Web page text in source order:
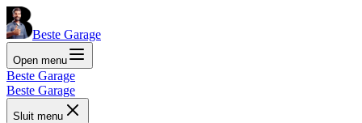
Beste Garage
Open menu
Beste Garage
Beste Garage
Sluit menu